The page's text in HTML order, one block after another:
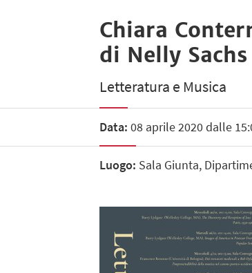
Chiara
di Nelly Sachs
Letteratura e Musica
Data: 08 aprile 2020 dalle
Luogo: Sala Giunta,